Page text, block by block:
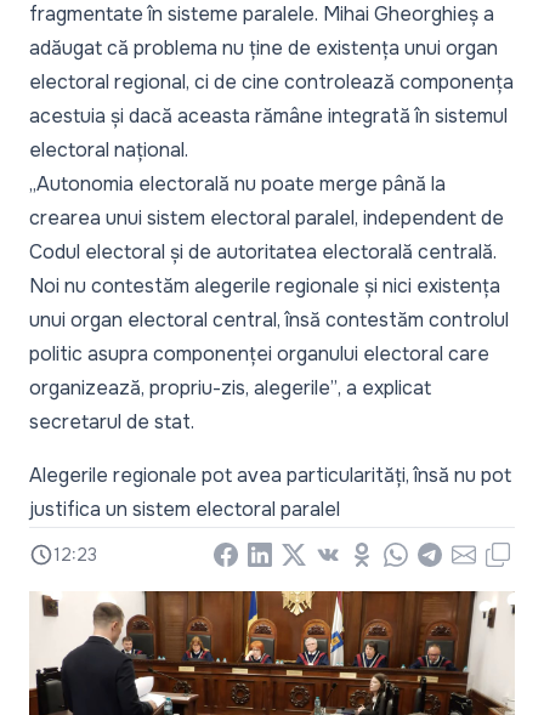
fragmentate în sisteme paralele. Mihai Gheorghieș a
adăugat că problema nu ține de existența unui organ
electoral regional, ci de cine controlează componența
acestuia și dacă aceasta rămâne integrată în sistemul
electoral național.
„Autonomia electorală nu poate merge până la
crearea unui sistem electoral paralel, independent de
Codul electoral și de autoritatea electorală centrală.
Noi nu contestăm alegerile regionale și nici existența
unui organ electoral central, însă contestăm controlul
politic asupra componenței organului electoral care
organizează, propriu-zis, alegerile”, a explicat
secretarul de stat.
Alegerile regionale pot avea particularități, însă nu pot
justifica un sistem electoral paralel
12:23 Facebook
LinkedIn
X Vkontakte
Odnoklassniki
WhatsApp
Telegram
EmailCopy